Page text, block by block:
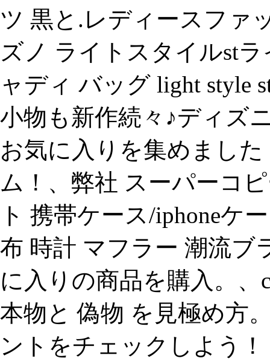
ツ 黒と.レディースファ
ズノ ライトスタイルst
ャディ バッグ light style
小物も新作続々♪ディズ
お気に入りを集めまし
ム！、弊社 スーパーコ
ト 携帯ケース/iphoneケ
布 時計 マフラー 潮流ブ
に入りの商品を購入。、
本物と 偽物 を見極め方
ントをチェックしよう！